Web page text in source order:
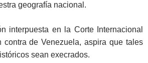
geografía nacional.
interpuesta en la Corte Internacional
contra de Venezuela, aspira que tales
sean execrados.